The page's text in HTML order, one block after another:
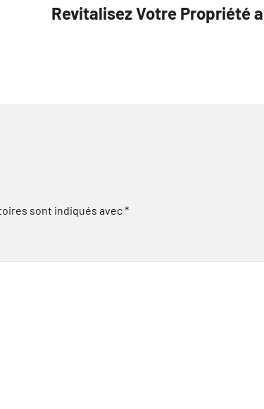
Revitalisez Votre Propriété
sont indiqués avec*